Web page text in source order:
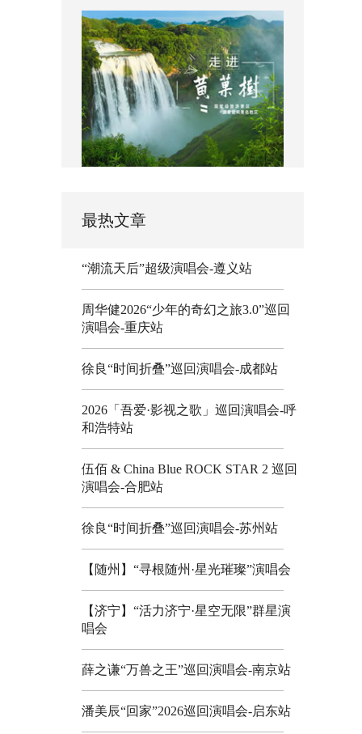
最热文章
“潮流天后”超级演唱会-遵义站
周华健2026“少年的奇幻之旅3.0”巡回
演唱会-重庆站
徐良“时间折叠”巡回演唱会-成都站
2026「吾爱·影视之歌」巡回演唱会-呼
和浩特站
伍佰 & China Blue ROCK STAR 2 巡回
演唱会-合肥站
徐良“时间折叠”巡回演唱会-苏州站
【随州】“寻根随州·星光璀璨”演唱会
【济宁】“活力济宁·星空无限”群星演
唱会
薛之谦“万兽之王”巡回演唱会-南京站
潘美辰“回家”2026巡回演唱会-启东站